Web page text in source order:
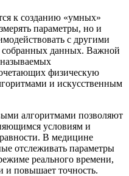
к созданию «умных»
параметры, но и
с другими
собранных данных. Важной
физическую
и искусственным
алгоритмами позволяют
условиям и
В медицине
отслеживать параметры
реального времени,
и повышает точность.